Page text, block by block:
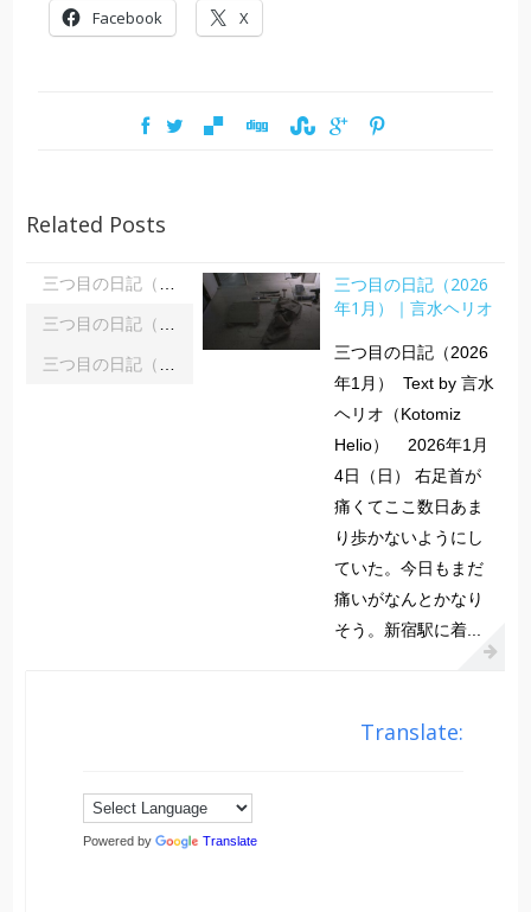
Facebook X
Related Posts
三つ目の日記（2026
年1月）｜言水ヘリオ
三つ目の日記（2026
年1月） Text by 言水
ヘリオ（Kotomiz
Helio） 2026年1月
4日（日） 右足首が
痛くてここ数日あま
り歩かないようにし
ていた。今日もまだ
痛いがなんとかなり
そう。新宿駅に着...
Translate:
Powered by Translate